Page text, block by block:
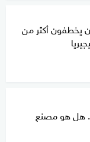
يخطفون أكثر من
هل هو مصنع